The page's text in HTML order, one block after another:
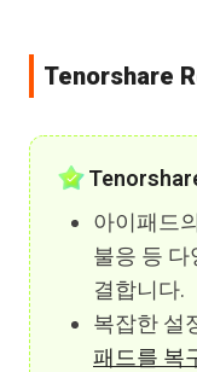
Tenorshare
아이패드
불응 등 다
결합니다.
복잡한 설
패드를 복